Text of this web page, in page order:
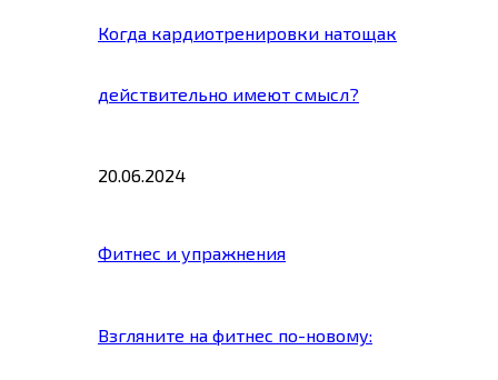
Когда кардиотренировки натощак
действительно имеют смысл?
20.06.2024
Фитнес и упражнения
Взгляните на фитнес по-новому: